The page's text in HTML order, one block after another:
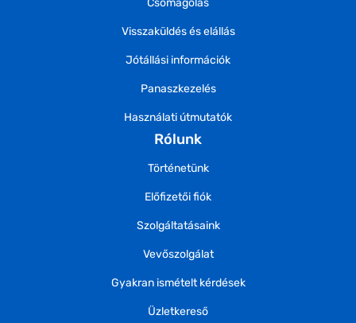
Csomagolás
Visszaküldés és elállás
Jótállási információk
Panaszkezelés
Használati útmutatók
Rólunk
Történetünk
Előfizetői fiók
Szolgáltatásaink
Vevőszolgálat
Gyakran ismételt kérdések
Üzletkereső